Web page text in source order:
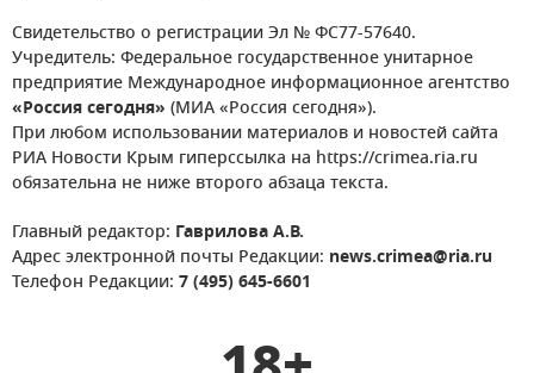
Свидетельство о регистрации Эл № ФС77-57640.
Учредитель: Федеральное государственное унитарное
предприятие Международное информационное агентство
«Россия сегодня» (МИА «Россия сегодня»).
При любом использовании материалов и новостей сайта
РИА Новости Крым гиперссылка на https://crimea.ria.ru
обязательна не ниже второго абзаца текста.
Главный редактор: Гаврилова А.В.
Адрес электронной почты Редакции: news.crimea@ria.ru
Телефон Редакции: 7 (495) 645-6601